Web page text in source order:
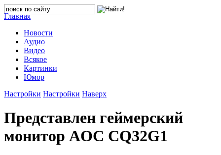
Главная
Новости
Аудио
Видео
Всякое
Картинки
Юмор
Настройки Настройки Наверх
Представлен геймерский
монитор AOC CQ32G1